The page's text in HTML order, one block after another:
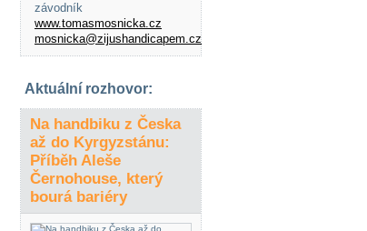
závodník
www.tomasmosnicka.cz
mosnicka@zijushandicapem.cz
Aktuální rozhovor:
Na handbiku z Česka
až do Kyrgyzstánu:
Příběh Aleše
Černohouse, který
bourá bariéry